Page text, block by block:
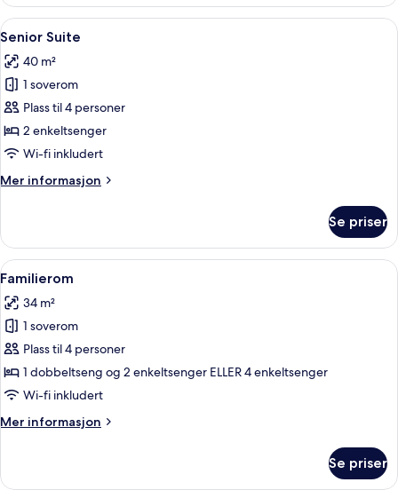
Queen
Åpne
alle
bildene
av
Senior
Suite
Allergitestet sengetøy, dundyner,
5
Senior Suite
40 m²
1 soverom
Plass til 4 personer
2 enkeltsenger
Wi-fi inkludert
Mer informasjon
Mer
Suite
Se priser
Åpne
alle
bildene
av
Familierom
Allergitestet sengetøy, dundyner,
6
Familierom
34 m²
1 soverom
Plass til 4 personer
1 dobbeltseng og 2 enkeltsenger ELLER 4 enkeltsenger
Wi-fi inkludert
Mer informasjon
Mer
Se priser